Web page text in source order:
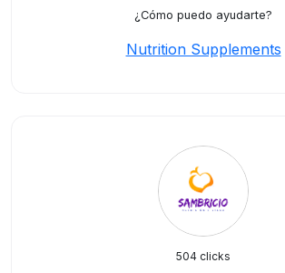
¿Cómo puedo ayudarte?
Nutrition Supplements
504 clicks